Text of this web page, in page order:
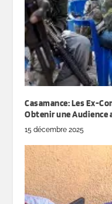
Casamance: Les Ex-
Obtenir une Audience
15 décembre 2025